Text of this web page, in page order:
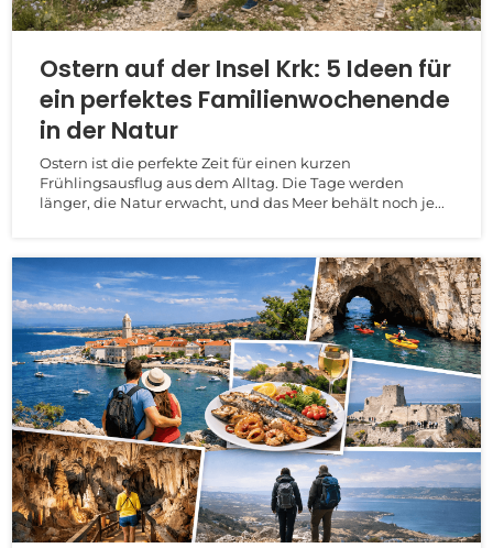
Ostern auf der Insel Krk: 5 Ideen für
ein perfektes Familienwochenende
in der Natur
Ostern ist die perfekte Zeit für einen kurzen
Frühlingsausflug aus dem Alltag. Die Tage werden
länger, die Natur erwacht, und das Meer behält noch je...